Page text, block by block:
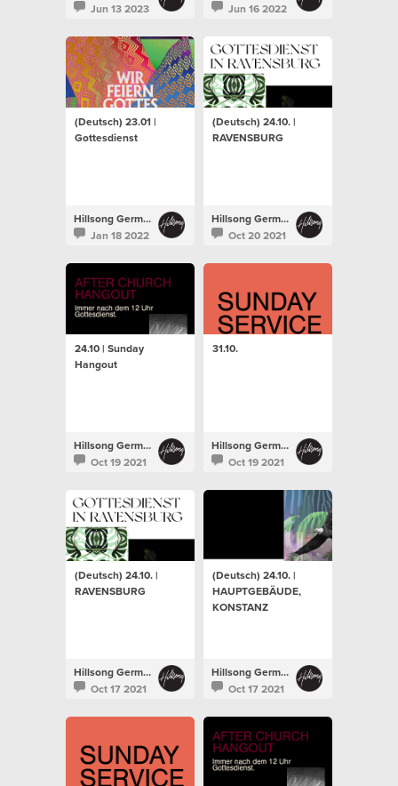
Jun 13 2023
Jun 16 2022
(Deutsch) 23.01 |
Gottesdienst
Hillsong Germany
Jan 18 2022
(Deutsch) 24.10. |
RAVENSBURG
Hillsong Germany
Oct 20 2021
24.10 | Sunday
Hangout
Hillsong Germany
Oct 19 2021
31.10.
Hillsong Germany
Oct 19 2021
(Deutsch) 24.10. |
RAVENSBURG
Hillsong Germany
Oct 17 2021
(Deutsch) 24.10. |
HAUPTGEBÄUDE,
KONSTANZ
Hillsong Germany
Oct 17 2021